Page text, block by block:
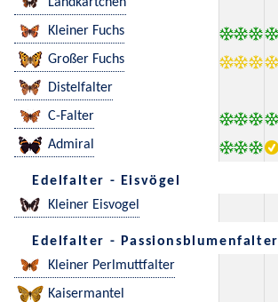
Kleiner Fuchs
Großer Fuchs
Distelfalter
C-Falter
Admiral
Edelfalter - Eisvögel
Kleiner Eisvogel
Edelfalter - Passionsblumenfalter
Kleiner Perlmuttfalter
Kaisermantel